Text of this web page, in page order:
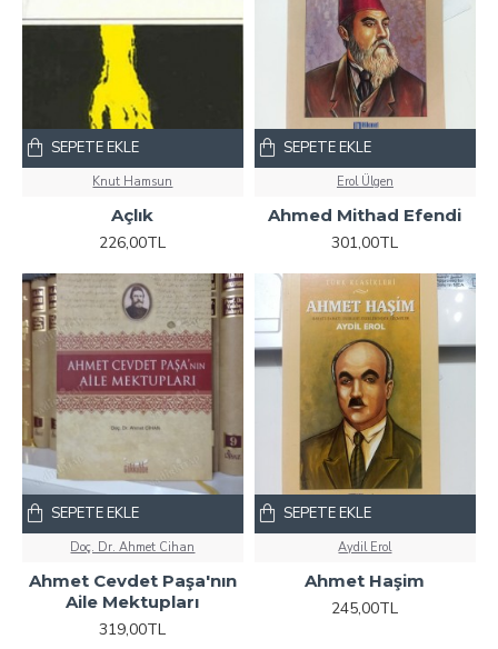
Knut Hamsun
Açlık
226,00TL
SEPETE EKLE
Erol Ülgen
Ahmed Mithad Efendi
301,00TL
SEPETE EKLE
Doç. Dr. Ahmet Cihan
Ahmet Cevdet Paşa'nın
Aile Mektupları
319,00TL
SEPETE EKLE
Aydil Erol
Ahmet Haşim
245,00TL
SEPETE EKLE